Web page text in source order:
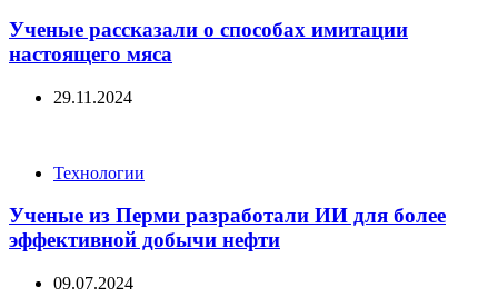
Ученые рассказали о способах имитации
настоящего мяса
29.11.2024
CategoriesТехнологии
Ученые из Перми разработали ИИ для более
эффективной добычи нефти
09.07.2024